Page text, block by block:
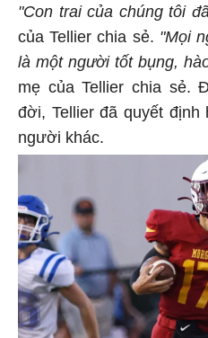
"Con trai của chúng tôi
của Tellier chia sẻ. "Mọi
là một người tốt bụng,
mẹ của Tellier chia sẻ.
đời, Tellier đã quyết
người khác.